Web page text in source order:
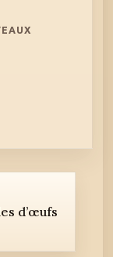
d’œufs